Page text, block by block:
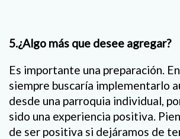
5.¿Algo más que desee agregar?
Es importante una preparación.
siempre buscaría implementarlo
desde una parroquia individual,
sido una experiencia positiva.
de ser positiva si dejáramos de